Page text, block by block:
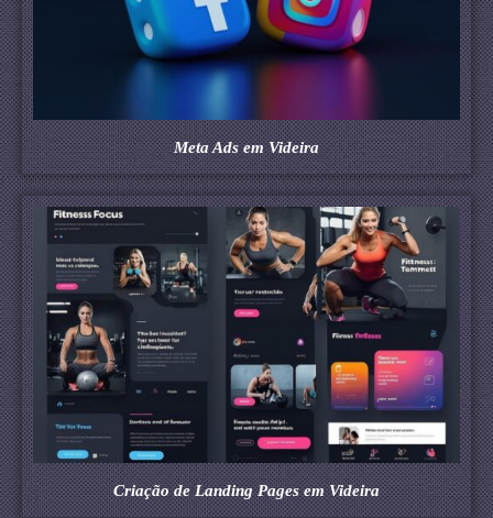
Meta Ads em Videira
Criação de Landing Pages em Videira